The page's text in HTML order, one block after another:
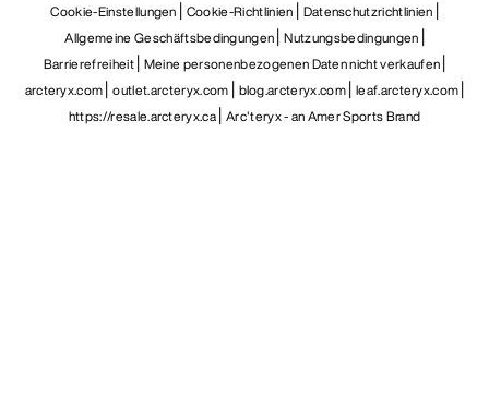
Cookie-Einstellungen Cookie-Richtlinien Datenschutzrichtlinien
Allgemeine Geschäftsbedingungen Nutzungsbedingungen
Barrierefreiheit Meine personenbezogenen Daten nicht verkaufen
arcteryx.com outlet.arcteryx.com blog.arcteryx.com leaf.arcteryx.com
https://resale.arcteryx.ca Arc'teryx - an Amer Sports Brand